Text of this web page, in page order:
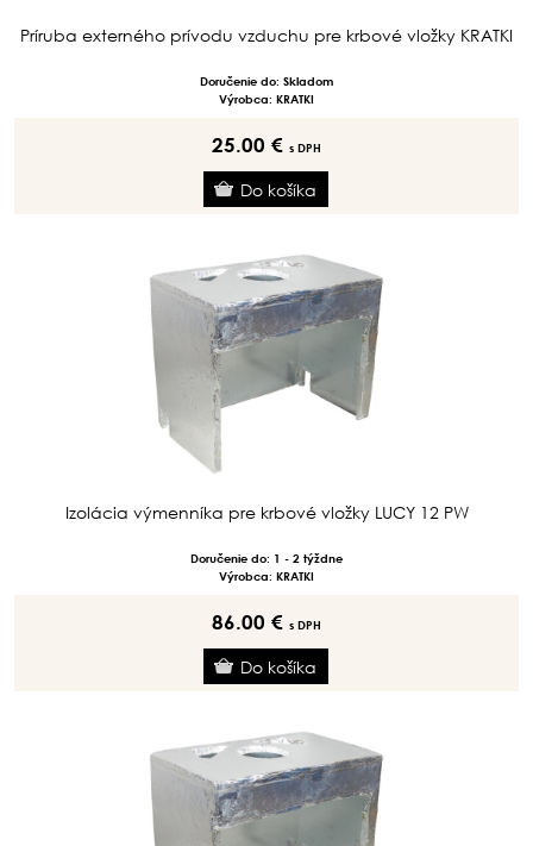
Príruba externého prívodu vzduchu pre krbové vložky KRATKI
Doručenie do: Skladom
Výrobca: KRATKI
25.00 € s DPH
Izolácia výmenníka pre krbové vložky LUCY 12 PW
Doručenie do: 1 - 2 týždne
Výrobca: KRATKI
86.00 € s DPH